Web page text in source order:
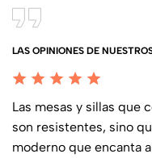
LAS OPINIONES DE
Las mesas y sillas que
son resistentes, sino
moderno que encanta